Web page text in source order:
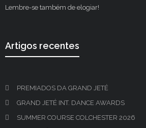
Lembre-se também de elogiar!
Artigos recentes
PREMIADOS DA GRAND JETÉ
GRAND JETÉ INT. DANCE AWARDS
SUMMER COURSE COLCHESTER 2026